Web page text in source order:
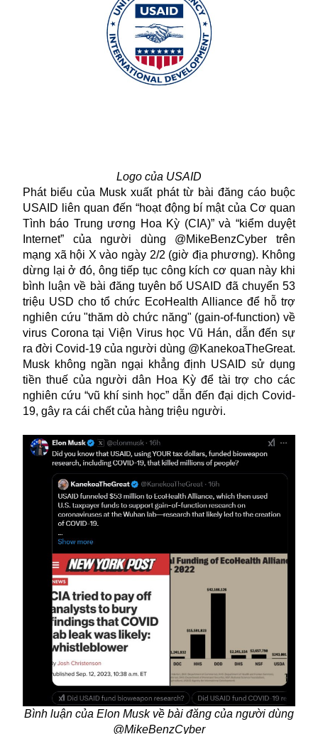
Logo của USAID
Phát biểu của Musk xuất phát từ bài đăng cáo buộc
USAID liên quan đến “hoạt động bí mật của Cơ quan
Tình báo Trung ương Hoa Kỳ (CIA)” và “kiểm duyệt
Internet” của người dùng @MikeBenzCyber trên
mạng xã hội X vào ngày 2/2 (giờ địa phương). Không
dừng lại ở đó, ông tiếp tục công kích cơ quan này khi
bình luận về bài đăng tuyên bố USAID đã chuyển 53
triệu USD cho tổ chức EcoHealth Alliance để hỗ trợ
nghiên cứu "thăm dò chức năng" (gain-of-function) về
virus Corona tại Viện Virus học Vũ Hán, dẫn đến sự
ra đời Covid-19 của người dùng @KanekoaTheGreat.
Musk không ngần ngại khẳng định USAID sử dụng
tiền thuế của người dân Hoa Kỳ để tài trợ cho các
nghiên cứu “vũ khí sinh học” dẫn đến đại dịch Covid-
19, gây ra cái chết của hàng triệu người.
Bình luận của Elon Musk về bài đăng của người dùng
@MikeBenzCyber